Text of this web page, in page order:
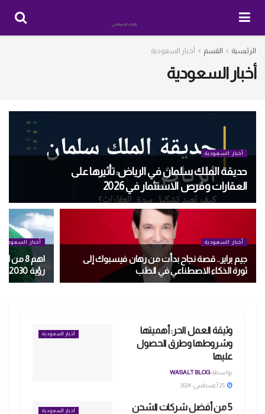
الرئيسية القسم أخبار السعودية
أخبار السعودية
أخبار السعودية
حديقة الملك سلمان في الرياض: تأثيرها على
العقارات وفرص الاستثمار في 2026
أخبار السعودية
جيم براير.. قصة نجاح بدأت من رهان فيسبوك إلى
ثورة الذكاء الاصطناعي في الطب
أخبار السعودية
اهم 8
رؤية 2030
أخبار السعودية
وثيقة العمل الحر: أهميتها
وشروطها وطرق الحصول
عليها
بواسطةWASALT BLOG
أخبار السعودية
5 من أفضل شركات الشحن